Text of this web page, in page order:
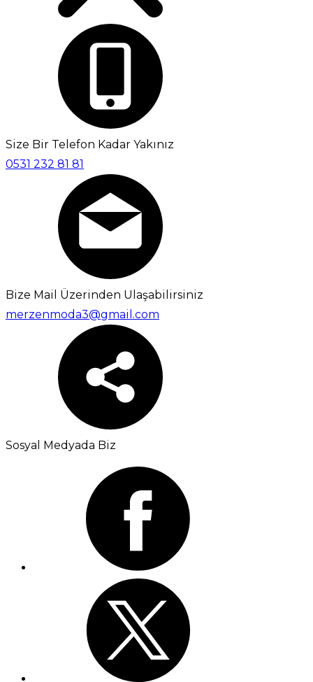
Size Bir Telefon Kadar Yakınız
0531 232 81 81
Bize Mail Üzerinden Ulaşabilirsiniz
merzenmoda3@gmail.com
Sosyal Medyada Biz